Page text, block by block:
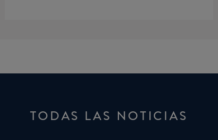
TODAS LAS NOTICIAS